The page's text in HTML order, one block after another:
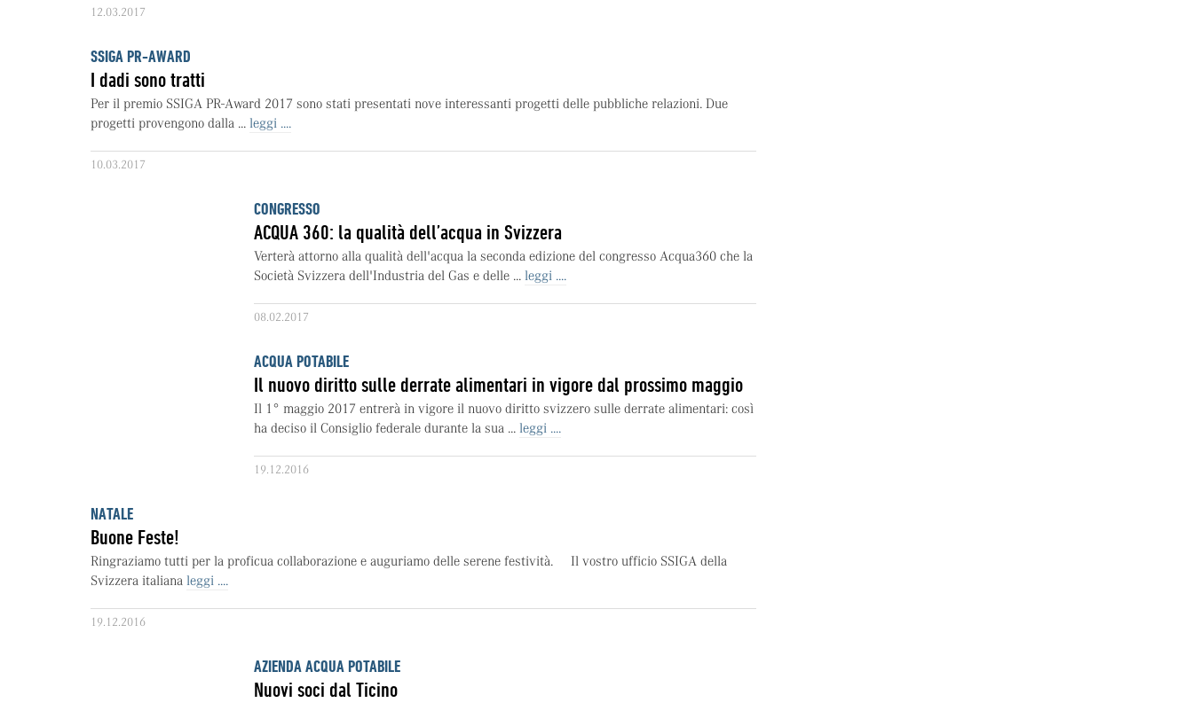
12.03.2017
SSIGA PR-AWARD
I dadi sono tratti
Per il premio SSIGA PR-Award 2017 sono stati presentati nove interessanti progetti delle pubbliche relazioni. Due
progetti provengono dalla ... leggi ....
10.03.2017
CONGRESSO
ACQUA 360: la qualità dell’acqua in Svizzera
Verterà attorno alla qualità dell'acqua la seconda edizione del congresso Acqua360 che la
Società Svizzera dell'Industria del Gas e delle ... leggi ....
08.02.2017
ACQUA POTABILE
Il nuovo diritto sulle derrate alimentari in vigore dal prossimo maggio
Il 1° maggio 2017 entrerà in vigore il nuovo diritto svizzero sulle derrate alimentari: così
ha deciso il Consiglio federale durante la sua ... leggi ....
19.12.2016
NATALE
Buone Feste!
Ringraziamo tutti per la proficua collaborazione e auguriamo delle serene festività. Il vostro ufficio SSIGA della
Svizzera italiana leggi ....
19.12.2016
AZIENDA ACQUA POTABILE
Nuovi soci dal Ticino